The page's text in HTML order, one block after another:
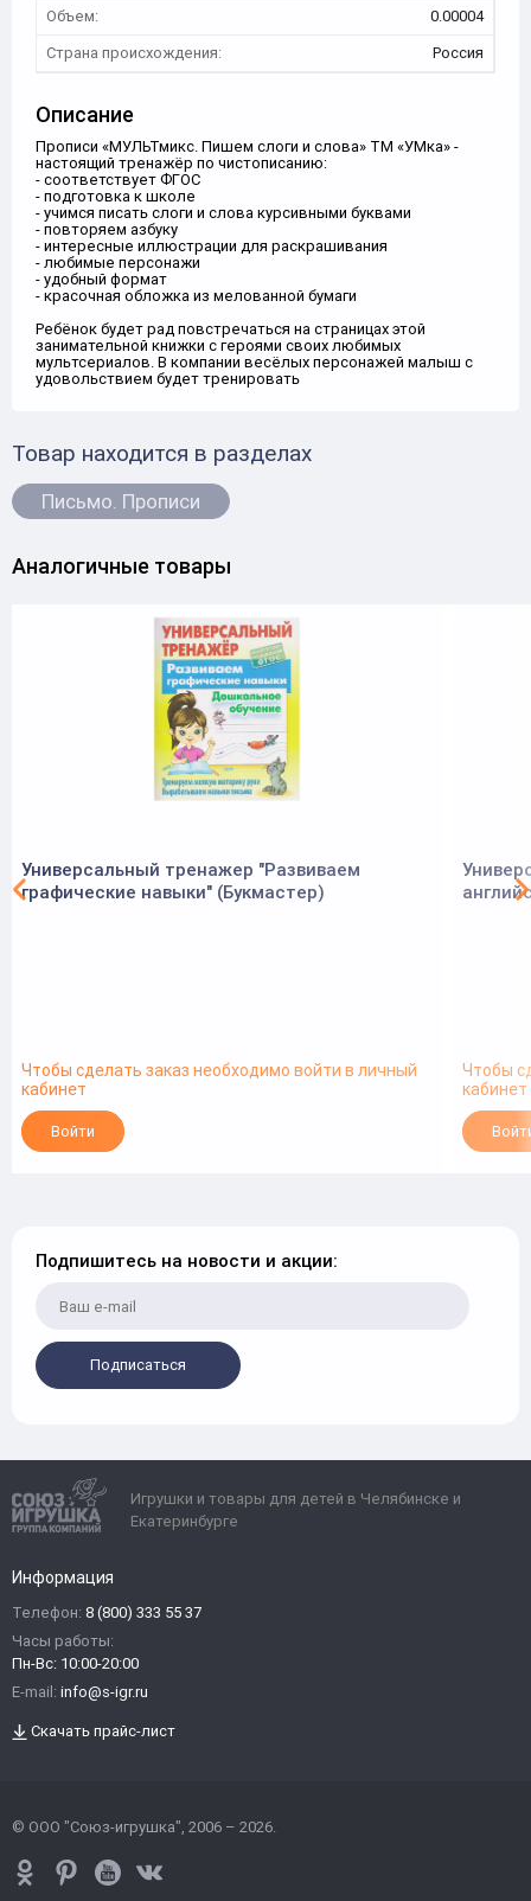
Объем:
0.00004
Страна происхождения:
Россия
Описание
Прописи «МУЛЬТмикс. Пишем слоги и слова» ТМ «УМка» -
настоящий тренажёр по чистописанию:
- соответствует ФГОС
- подготовка к школе
- учимся писать слоги и слова курсивными буквами
- повторяем азбуку
- интересные иллюстрации для раскрашивания
- любимые персонажи
- удобный формат
- красочная обложка из мелованной бумаги
Ребёнок будет рад повстречаться на страницах этой
занимательной книжки с героями своих любимых
мультсериалов. В компании весёлых персонажей малыш с
удовольствием будет тренировать
Товар находится в разделах
Письмо. Прописи
Аналогичные товары
Универсальный тренажер "Развиваем
графические навыки" (Букмастер)
Чтобы сделать заказ необходимо войти в личный
кабинет
Войти
Чтобы
кабинет
Подпишитесь на новости и акции:
Подписаться
Игрушки и товары для детей в Челябинске и
Екатеринбурге
Информация
Телефон: 8 (800) 333 55 37
Часы работы:
Пн-Вс: 10:00-20:00
E-mail: info@s-igr.ru
Скачать прайс-лист
© ООО "Союз-игрушка", 2006 – 2026.